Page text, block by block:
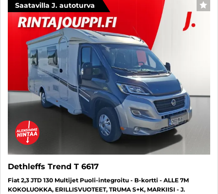
Saatavilla J. autoturva
Dethleffs Trend T 6617
Fiat 2,3 JTD 130 Multijet Puoli-integroitu - B-kortti - ALLE 7M
KOKOLUOKKA, ERILLISVUOTEET, TRUMA S+K, MARKIISI - J.